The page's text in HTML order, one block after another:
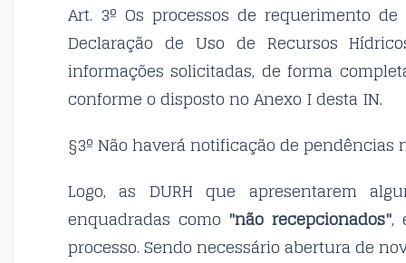
Art. 3º Os processos de requerimento
Declaração de Uso de Recursos
informações solicitadas, de forma
conforme o disposto no Anexo I desta IN.
§3º Não haverá notificação de pendências
Logo, as DURH que apresentarem
enquadradas como "não recepcionados",
processo. Sendo necessário abertura de